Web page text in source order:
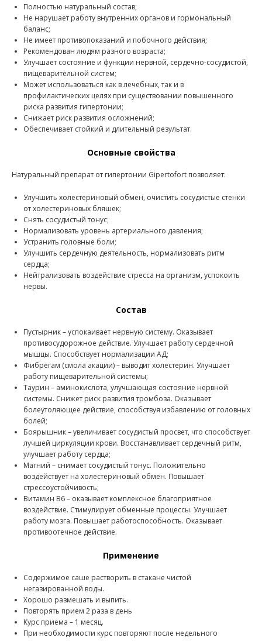
Полностью натуральный состав;
Не нарушает работу внутренних органов и гормональный
баланс;
Не имеет противопоказаний и побочного действия;
Рекомендован людям разного возраста;
Улучшает состояние и функции нервной, сердечно-сосудистой,
пищеварительной систем;
Может использоваться как в лечебных, так и в
профилактических целях при существовании повышенного
риска развития гипертонии;
Снижает риск развития осложнений;
Обеспечивает стойкий и длительный результат.
Основные свойства
Натуральный препарат от гипертонии Gipertofort позволяет:
Улучшить холестериновый обмен, очистить сосудистые стенки
от холестериновых бляшек;
Снять сосудистый тонус;
Нормализовать уровень артериального давления;
Устранить головные боли;
Улучшить сердечную деятельность, нормализовать ритм
сердца;
Нейтрализовать воздействие стресса на организм, успокоить
нервы.
Состав
Пустырник – успокаивает нервную систему. Оказывает
противосудорожное действие. Улучшает работу сердечной
мышцы. Способствует нормализации АД;
Фибрегам (смола акации) – выводит холестерин. Улучшает
работу пищеварительной системы;
Таурин – аминокислота, улучшающая состояние нервной
системы. Снижет риск развития тромбоза. Оказывает
болеутоляющее действие, способствуя избавлению от головных
болей;
Боярышник – увеличивает сосудистый просвет, что способствует
лучшей циркуляции крови. Восстанавливает сердечный ритм,
улучшает работу сердца;
Магний – снимает сосудистый тонус. Положительно
воздействует на холестериновый обмен. Повышает
стрессоустойчивость;
Витамин В6 – оказывает комплексное благоприятное
воздействие. Стимулирует обменные процессы. Улучшает
работу мозга. Повышает работоспособность. Оказывает
противоотечное действие.
Применение
Содержимое саше растворить в стакане чистой
негазированной воды.
Хорошо размешать и выпить.
Повторять прием 2 раза в день
Курс приема – 1 месяц.
При необходимости курс повторяют после недельного